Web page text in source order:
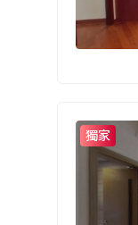
獨家